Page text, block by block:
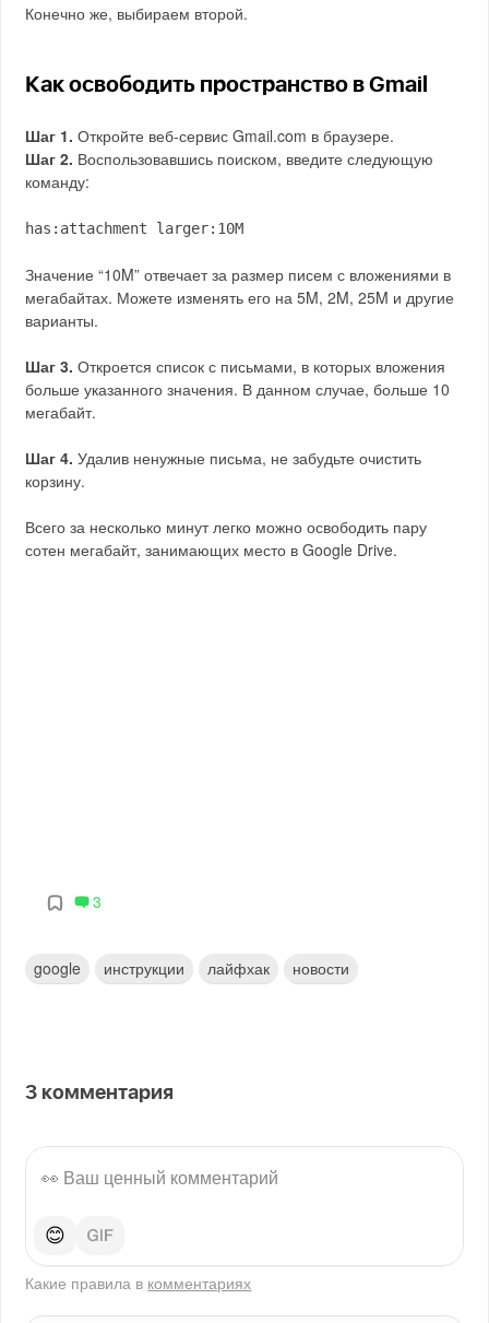
Конечно же, выбираем второй.
Как освободить пространство в Gmail
Шаг 1. Откройте веб-сервис Gmail.com в браузере.
Шаг 2. Воспользовавшись поиском, введите следующую
команду:
has:attachment larger:10M
Значение “10M” отвечает за размер писем с вложениями в
мегабайтах. Можете изменять его на 5M, 2M, 25M и другие
варианты.
Шаг 3. Откроется список с письмами, в которых вложения
больше указанного значения. В данном случае, больше 10
мегабайт.
Шаг 4. Удалив ненужные письма, не забудьте очистить
корзину.
Всего за несколько минут легко можно освободить пару
сотен мегабайт, занимающих место в Google Drive.
3
google инструкции лайфхак новости
3 комментария
😊
Какие правила в комментариях